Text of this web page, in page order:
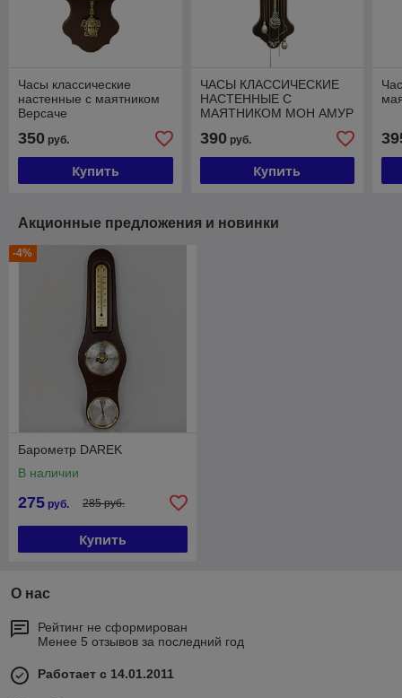
Часы классические
настенные с маятником
Версаче
350 руб.
Купить
ЧАСЫ КЛАССИЧЕСКИЕ
НАСТЕННЫЕ С
МАЯТНИКОМ МОН АМУР
390руб.
Купить
Акционные предложения и новинки
-4%
Барометр DAREK
В наличии
275 руб. 285 руб.
Купить
О нас
Рейтинг не сформирован
Менее 5 отзывов за последний год
Работает с 14.01.2011